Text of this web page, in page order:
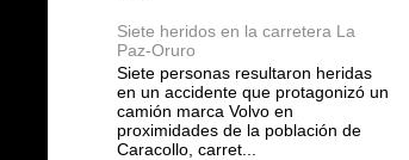
Siete heridos en la carretera La
Paz-Oruro
Siete personas resultaron heridas
en un accidente que protagonizó un
camión marca Volvo en
proximidades de la población de
Caracollo, carret...